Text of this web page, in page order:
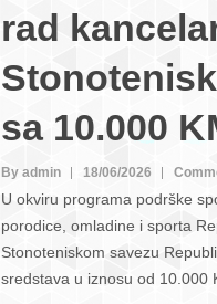
rad
sa 10.000
By admin 18/06/2026
U okviru programa podrške
porodice, omladine i sporta
Stonoteniskom savezu
sredstava u iznosu od